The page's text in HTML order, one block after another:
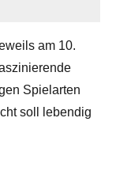
am 10.
Spielarten
soll lebendig